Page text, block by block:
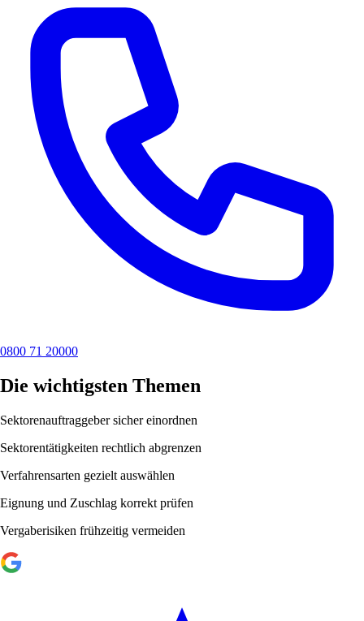
0800 71 20000
Die wichtigsten Themen
Sektorenauftraggeber sicher einordnen
Sektorentätigkeiten rechtlich abgrenzen
Verfahrensarten gezielt auswählen
Eignung und Zuschlag korrekt prüfen
Vergaberisiken frühzeitig vermeiden